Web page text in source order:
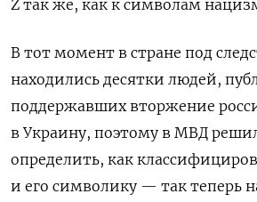
Z так же, как к символам
В тот момент в стране под
находились десятки людей,
поддержавших вторжение
в Украину, поэтому в МВД
определить, как
и его символику — так теперь